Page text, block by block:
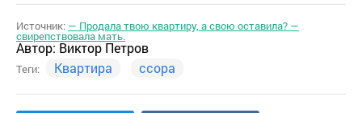
Источник: — Продала твою квартиру, а свою оставила? —
свирепствовала мать.
Автор: Виктор Петров
Теги: Квартира ссора